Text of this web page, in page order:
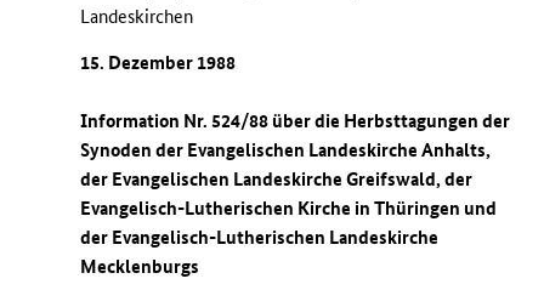
Landeskirchen
15. Dezember 1988
Information Nr. 524/88 über die Herbsttagungen der
Synoden der Evangelischen Landeskirche Anhalts,
der Evangelischen Landeskirche Greifswald, der
Evangelisch-Lutherischen Kirche in Thüringen und
der Evangelisch-Lutherischen Landeskirche
Mecklenburgs